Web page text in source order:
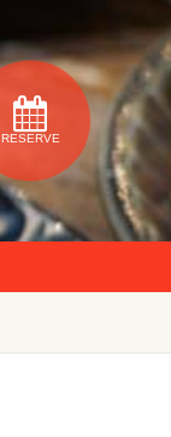
RESERVE